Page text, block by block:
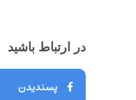
در ارتباط باشید
پسندیدن